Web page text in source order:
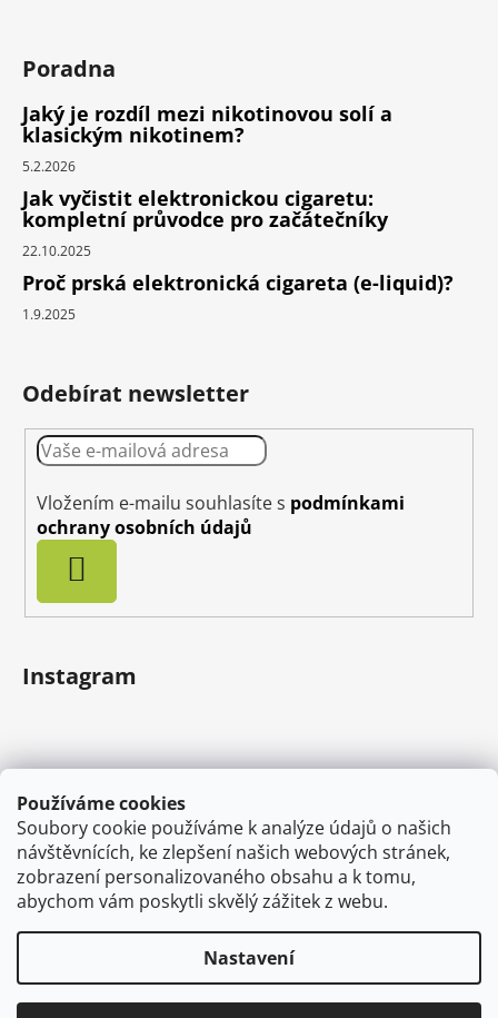
Používáme cookies
Soubory cookie používáme k analýze údajů o našich
návštěvnících, ke zlepšení našich webových stránek,
zobrazení personalizovaného obsahu a k tomu,
abychom vám poskytli skvělý zážitek z webu.
Nastavení
Poradna
Jaký je rozdíl mezi nikotinovou solí a
klasickým nikotinem?
5.2.2026
Jak vyčistit elektronickou cigaretu:
kompletní průvodce pro začátečníky
22.10.2025
Proč prská elektronická cigareta (e-liquid)?
1.9.2025
Odebírat newsletter
Vložením e-mailu souhlasíte s podmínkami
ochrany osobních údajů
SE
Instagram
Sledovat na Instagramu